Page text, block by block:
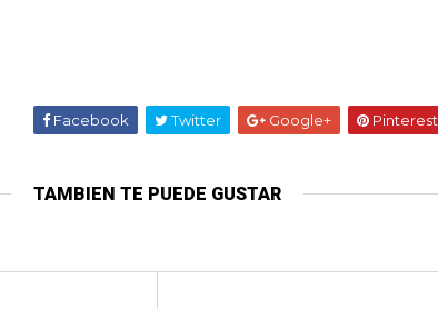
Facebook Twitter Google+ Pinterest
TAMBIEN TE PUEDE GUSTAR